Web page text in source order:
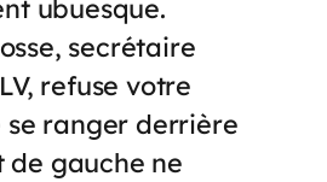
ubuesque.
secrétaire
refuse votre
ranger derrière
de gauche ne